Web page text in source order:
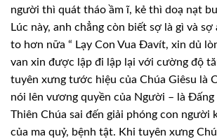
người thì quát tháo ầm ĩ, kẻ thì doạ nạt
Lúc này, anh chẳng còn biết sợ là gì và sợ
to hơn nữa “ Lạy Con Vua Đavít, xin dủ
van xin được lập đi lập lại với cường độ
tuyên xưng tước hiệu của Chúa Giêsu là
nói lên vương quyền của Người – là
Thiên Chúa sai đến giải phóng con người
của ma quỷ, bệnh tật. Khi tuyên xưng